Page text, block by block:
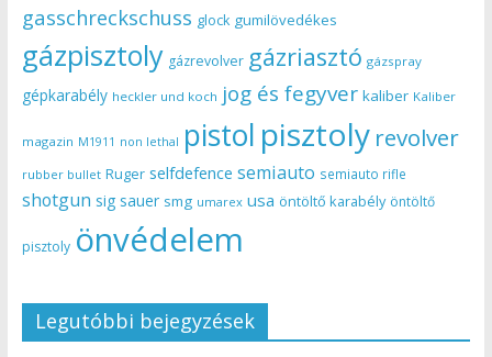
gasschreckschuss glock gumilövedékes
gázpisztoly gázrevolver gázriasztó gázspray
gépkarabély heckler und koch jog és fegyver kaliber Kaliber
magazin M1911 non lethal pistol pisztoly revolver
rubber bullet Ruger selfdefence semiauto semiauto rifle
shotgun sig sauer smg umarex usa öntöltő karabély öntöltő
pisztoly önvédelem
Legutóbbi bejegyzések